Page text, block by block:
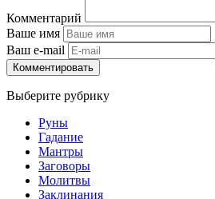
Комментарий
Ваше имя
Ваш e-mail
Комментировать
Выберите рубрику
Руны
Гадание
Мантры
Заговоры
Молитвы
Заклинания